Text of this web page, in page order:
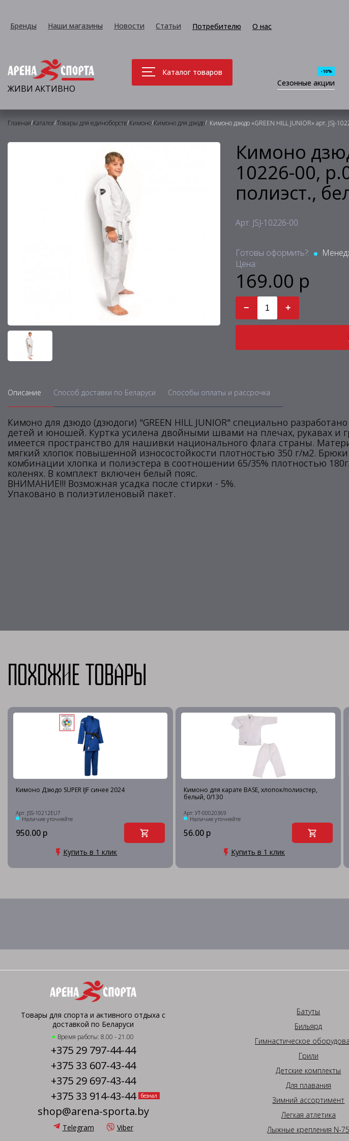
Бренды Наши магазины Новости Статьи Потребителю О нас
ЖИВИ АКТИВНО
Каталог товаров
Сезонные акции
-10%
Главная/Каталог/Товары для единоборств/Кимоно/Кимоно для дзюдо/ Кимоно дзюдо «GREEN HILL JUNIOR» арт. JSJ-
Кимоно
10226-00,
полиэст.,
Арт: JSJ-10226-00
Готовы оформить?:
Цена:
169.00 р
− +
Описание Способ доставки по Беларуси Способы оплаты и рассрочка
Кимоно для дзюдо (дзюдоги) "GREEN HILL JUNIOR" специально
детей и юношей. Куртка усилена двойными швами на плечах, рукавах и
имеется пространство для нашивки национального флага страны.
мягкий хлопок повышенной износостойкости плотностью 350 г/м2.
комбинации хлопка и полиэстера в соотношении 65/35% плотностью
коленях. В комплект включен белый пояс.
ВНИМАНИЕ!!! Возможная усадка после стирки - 5%.
Упаковано в полиэтиленовый пакет.
Похожие товары
Кимоно Дзюдо SUPER IJF синее 2024
Арт: JSS-10212EU7
Наличие уточняйте
950.00 р
Купить в 1 клик
Кимоно для карате BASE, хлопок/полиэстер,
белый, 0/130
Арт: УТ-00020369
Наличие уточняйте
56.00 р
Купить в 1 клик
Товары для спорта и активного отдыха с
доставкой по Беларуси
Время работы: 8.00 - 21.00
+375 29 797-44-44
+375 33 607-43-44
+375 29 697-43-44
+375 33 914-43-44
безнал
shop@arena-sporta.by
Telegram Viber
Батуты
Бильярд
Гимнастическое
Грили
Детские комплекты
Для плавания
Зимний ассортимент
Легкая атлетика
Лыжные крепления N-75